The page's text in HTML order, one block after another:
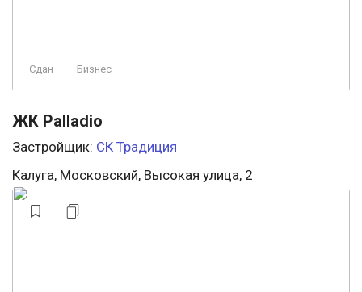
Сдан Бизнес
ЖК Palladio
Застройщик: СК Традиция
Калуга, Московский, Высокая улица, 2